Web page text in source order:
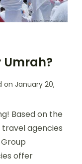
Umrah?
on January 20,
Based on the
agencies
offer